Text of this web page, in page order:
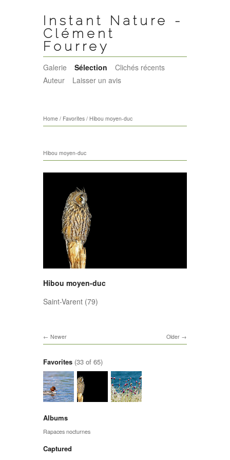
Instant Nature -
Clément
Fourrey
Galerie Sélection
Clichés récents
Auteur
Laisser un avis
Home / Favorites / Hibou moyen-duc
Hibou moyen-duc
Hibou moyen-duc
Saint-Varent (79)
Older
Newer
Favorites (33 of 65)
Albums
Rapaces nocturnes
Captured